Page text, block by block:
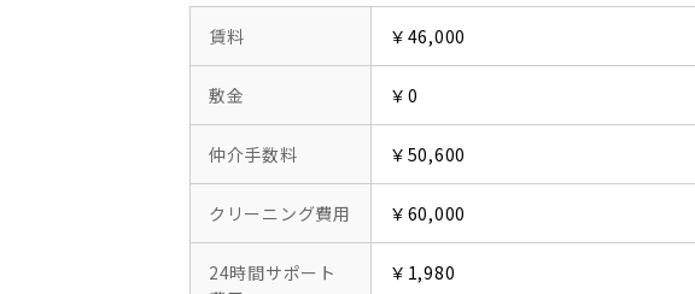
賃料 ￥46,000
敷金 ￥0
仲介手数料 ￥50,600
クリーニング費用 ￥60,000
24時間サポート
￥1,980